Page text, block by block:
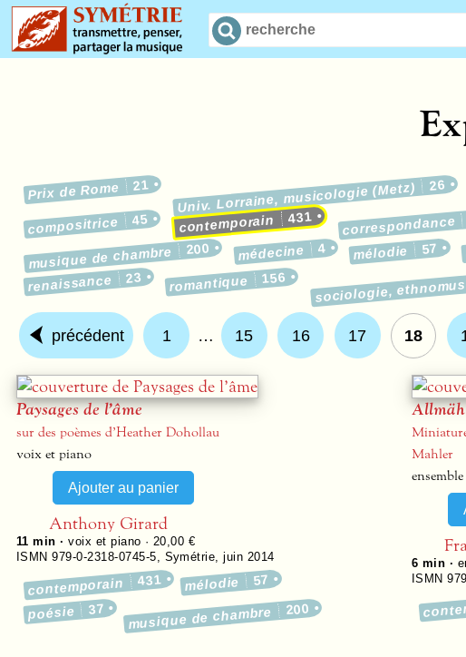
Prix de Rome 21 Univ. Lorraine, musicologie (Metz) 26
compositrice 45 contemporain 431 correspondance
musique de chambre 200 médecine 4 mélodie 57
renaissance 23 romantique 156 sociologie,
précédent 1 … 15 16 17 18
Paysages de l’âme
sur des poèmes d’Heather Dohollau
voix et piano
Anthony Girard
11 min ·voix et piano · 20,00 €
ISMN 979-0-2318-0745-5
Symétrie ,juin 2014
contemporain 431 mélodie 57
poésie 37 musique de chambre 200
Mahler
ensemble
6 min ·
ISMN